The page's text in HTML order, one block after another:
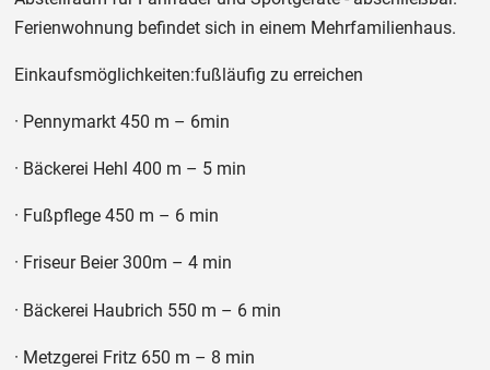
Ferienwohnung befindet sich in einem Mehrfamilienhaus.
Einkaufsmöglichkeiten:fußläufig zu erreichen
· Pennymarkt 450 m – 6min
· Bäckerei Hehl 400 m – 5 min
· Fußpflege 450 m – 6 min
· Friseur Beier 300m – 4 min
· Bäckerei Haubrich 550 m – 6 min
· Metzgerei Fritz 650 m – 8 min